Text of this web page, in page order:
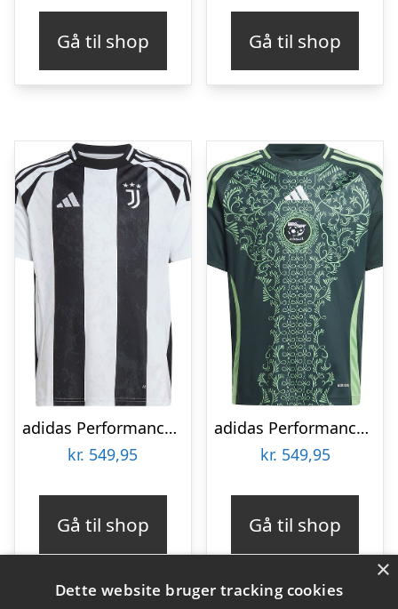
Gå til shop Gå til shop
adidas Performance Fodboldtrøje – Juventus H JSY Y – Hvid/Sort
kr. 549,95
Gå til shop
adidas Performance Udebanetrøje – Algeriet 2024 – Mineral Green
kr. 549,95
Gå til shop
×
Dette website bruger tracking cookies